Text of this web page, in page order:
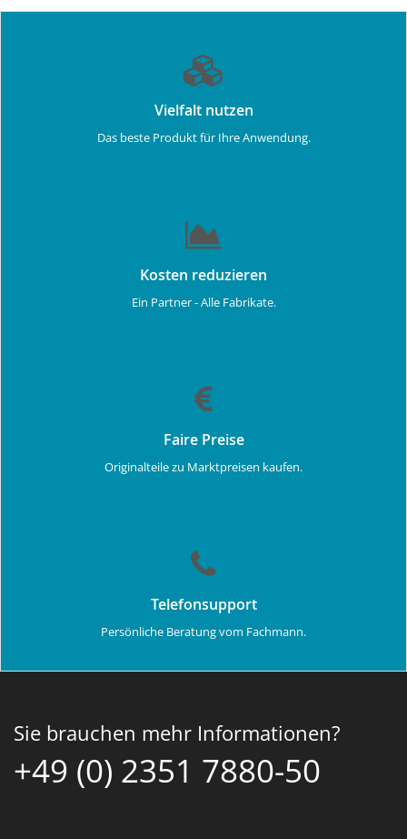
Vielfalt nutzen
Das beste Produkt für Ihre Anwendung.
Kosten reduzieren
Ein Partner - Alle Fabrikate.
Faire Preise
Originalteile zu Marktpreisen kaufen.
Telefonsupport
Persönliche Beratung vom Fachmann.
Sie brauchen mehr Informationen?
+49 (0) 2351 7880-50